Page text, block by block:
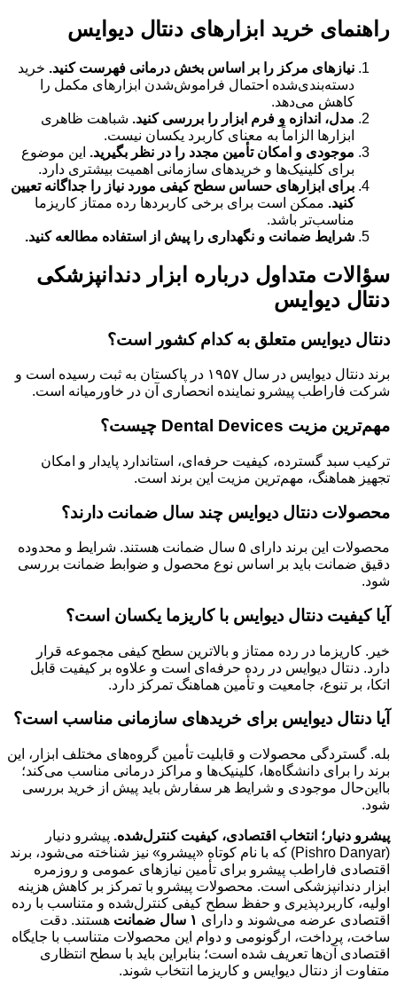
راهنمای خرید ابزارهای دنتال دیوایس
نیازهای مرکز را بر اساس بخش درمانی فهرست کنید. خرید
دسته‌بندی‌شده احتمال فراموش‌شدن ابزارهای مکمل را
کاهش می‌دهد.
مدل، اندازه و فرم ابزار را بررسی کنید. شباهت ظاهری
ابزارها الزاماً به معنای کاربرد یکسان نیست.
موجودی و امکان تأمین مجدد را در نظر بگیرید. این موضوع
برای کلینیک‌ها و خریدهای سازمانی اهمیت بیشتری دارد.
برای ابزارهای حساس سطح کیفی مورد نیاز را جداگانه تعیین
کنید. ممکن است برای برخی کاربردها رده ممتاز کاریزما
مناسب‌تر باشد.
شرایط ضمانت و نگهداری را پیش از استفاده مطالعه کنید.
سؤالات متداول درباره ابزار دندانپزشکی
دنتال دیوایس
دنتال دیوایس متعلق به کدام کشور است؟
برند دنتال دیوایس در سال ۱۹۵۷ در پاکستان به ثبت رسیده است و
شرکت فاراطب پیشرو نماینده انحصاری آن در خاورمیانه است.
مهم‌ترین مزیت Dental Devices چیست؟
ترکیب سبد گسترده، کیفیت حرفه‌ای، استاندارد پایدار و امکان
تجهیز هماهنگ، مهم‌ترین مزیت این برند است.
محصولات دنتال دیوایس چند سال ضمانت دارند؟
محصولات این برند دارای ۵ سال ضمانت هستند. شرایط و محدوده
دقیق ضمانت باید بر اساس نوع محصول و ضوابط ضمانت بررسی
شود.
آیا کیفیت دنتال دیوایس با کاریزما یکسان است؟
خیر. کاریزما در رده ممتاز و بالاترین سطح کیفی مجموعه قرار
دارد. دنتال دیوایس در رده حرفه‌ای است و علاوه بر کیفیت قابل
اتکا، بر تنوع، جامعیت و تأمین هماهنگ تمرکز دارد.
آیا دنتال دیوایس برای خریدهای سازمانی مناسب است؟
بله. گستردگی محصولات و قابلیت تأمین گروه‌های مختلف ابزار، این
برند را برای دانشگاه‌ها، کلینیک‌ها و مراکز درمانی مناسب می‌کند؛
بااین‌حال موجودی و شرایط هر سفارش باید پیش از خرید بررسی
شود.
پیشرو دنیار؛ انتخاب اقتصادی، کیفیت کنترل‌شده. پیشرو دنیار
(Pishro Danyar) که با نام کوتاه «پیشرو» نیز شناخته می‌شود، برند
اقتصادی فاراطب پیشرو برای تأمین نیازهای عمومی و روزمره
ابزار دندانپزشکی است. محصولات پیشرو با تمرکز بر کاهش هزینه
اولیه، کاربردپذیری و حفظ سطح کیفی کنترل‌شده و متناسب با رده
اقتصادی عرضه می‌شوند و دارای ۱ سال ضمانت
هستند. دقت
ساخت، پرداخت، ارگونومی و دوام این محصولات متناسب با جایگاه
اقتصادی آن‌ها تعریف شده است؛ بنابراین باید با سطح انتظاری
متفاوت از دنتال دیوایس و کاریزما انتخاب شوند.